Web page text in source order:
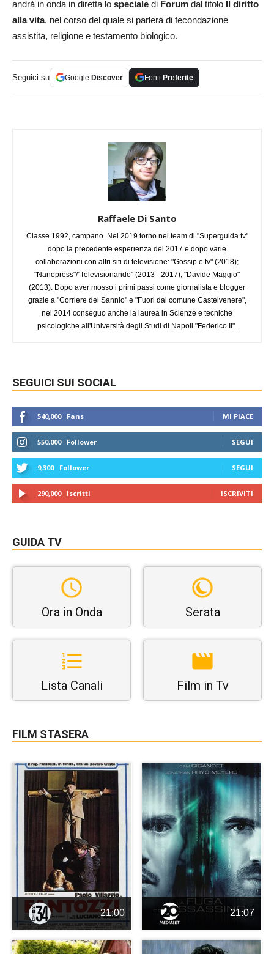
andrà in onda in diretta lo speciale di Forum dal titolo Il diritto
alla vita, nel corso del quale si parlerà di fecondazione
assistita, religione e testamento biologico.
Seguici su Google Discover Fonti Preferite
Raffaele Di Santo
Classe 1992, campano. Nel 2019 torno nel team di "Superguida tv"
dopo la precedente esperienza del 2017 e dopo varie
collaborazioni con altri siti di televisione: "Gossip e tv" (2018);
"Nanopress"/"Televisionando" (2013 - 2017); "Davide Maggio"
(2013). Dopo aver mosso i primi passi come giornalista e blogger
grazie a "Corriere del Sannio" e "Fuori dal comune Castelvenere",
nel 2014 conseguo anche la laurea in Scienze e tecniche
psicologiche all'Università degli Studi di Napoli "Federico II".
SEGUICI SUI SOCIAL
540,000 Fans MI PIACE
550,000 Follower SEGUI
9,300 Follower SEGUI
290,000 Iscritti ISCRIVITI
GUIDA TV
Ora in Onda Serata
Lista Canali Film in Tv
FILM STASERA
21:00 21:07